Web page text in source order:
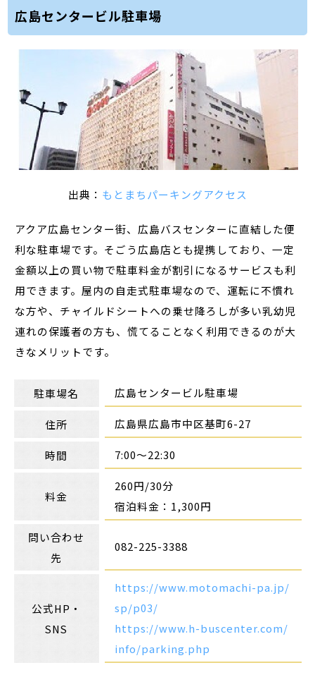
広島センタービル駐車場
出典： もとまちパーキングアクセス
アクア広島センター街、広島バスセンターに直結した便
利な駐車場です。そごう広島店とも提携しており、一定
金額以上の買い物で駐車料金が割引になるサービスも利
用できます。屋内の自走式駐車場なので、運転に不慣れ
な方や、チャイルドシートへの乗せ降ろしが多い乳幼児
連れの保護者の方も、慌てることなく利用できるのが大
きなメリットです。
駐車場名 広島センタービル駐車場
住所 広島県広島市中区基町6-27
時間 7:00～22:30
料金
260円/30分
宿泊料金：1,300円
問い合わせ
先
082-225-3388
公式HP・
SNS
https://www.motomachi-pa.jp/
sp/p03/
https://www.h-buscenter.com/
info/parking.php